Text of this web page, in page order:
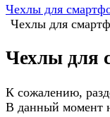
Чехлы для
Чехлы для
Чехлы для
К сожалению,
В данный момент